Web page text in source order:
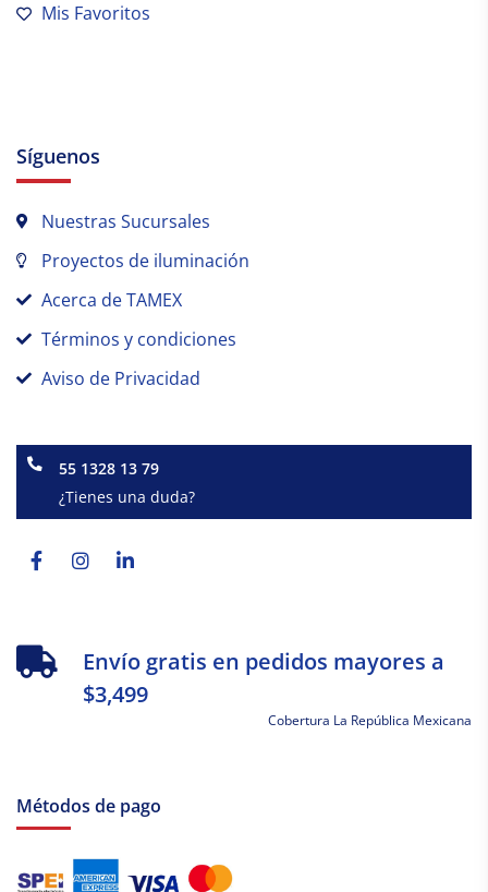
Mis Favoritos
Síguenos
Nuestras Sucursales
Proyectos de iluminación
Acerca de TAMEX
Términos y condiciones
Aviso de Privacidad
55 1328 13 79
¿Tienes una duda?
f
Envío gratis en pedidos mayores a
$3,499
Cobertura La República Mexicana
Métodos de pago